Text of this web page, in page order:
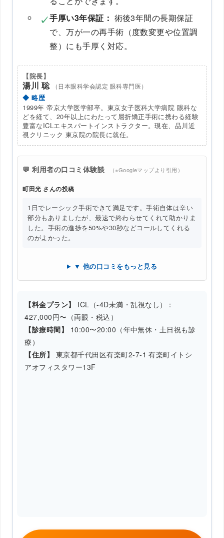
手厚い3年保証： 術後3年間の長期保証
で、万が一の再手術（度数変更や位置調
整）にも手厚く対応。
【院長】
湯川 聡 （日本眼科学会認定 眼科専門医）
◆ 略歴
1999年 帝京大学医学部卒。東京女子医科大学病院 眼科な
どを経て、20年以上にわたって屈折矯正手術に携わる経験
豊富なICLエキスパートインストラクター。現在、品川近
視クリニック 東京院の院長に就任。
💬 利用者の口コミ体験談 （※Googleマップより引用）
町田光 さんの投稿
1日でレーシック手術できて満足です。手術自体は辛い
部分もありましたが、最速で終わらせてくれて助かりま
した。手術の進捗を50%や30秒などコールしてくれる
のがよかった。
▼ 他の口コミをもっと見る
【料金プラン】
ICL（-4D未満・乱視なし）：
427,000円〜（両眼・税込）
【診療時間】
10:00〜20:00（年中無休・土日祝も診
療）
【住所】
東京都千代田区有楽町2-7-1 有楽町イトシ
アオフィスタワー13F